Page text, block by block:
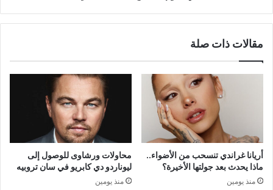
مقالات ذات صلة
أريانا غراندي تنسحب من الأضواء..
ماذا يحدث بعد جولتها الأخيرة؟
منذ يومين
محاولات ورشاوى للوصول إلى
ليوناردو دي كابريو في سان تروبيه
منذ يومين